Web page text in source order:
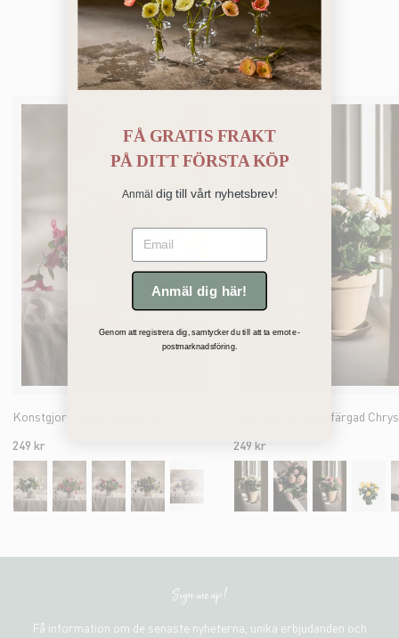
Du kanske också gillar
Konstgjord rosa Petunia 30cm
249 kr
249 kr
Sign me up!
Få information om de senaste nyheterna, unika erbjudanden och
FÅ GRATIS FRAKT
PÅDITT FÖRSTA KÖP
Anmäl dig till vårt nyhetsbrev!
Email
Anmäl dig här!
Genom att registrera dig, samtycker du till att ta emot e-
postmarknadsföring.